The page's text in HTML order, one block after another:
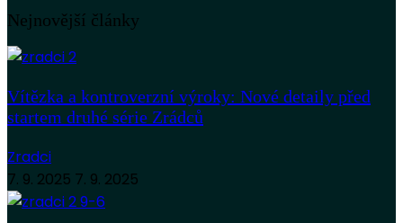
Nejnovější články
Vítězka a kontroverzní výroky: Nové detaily před
startem druhé série Zrádců
Zradci
7. 9. 2025 7. 9. 2025